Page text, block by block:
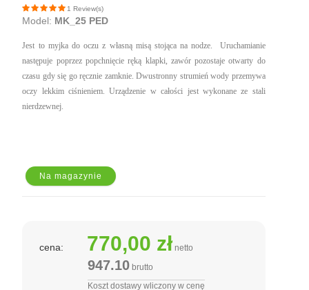
1 Review(s)
Model: MK_25 PED
Jest to myjka do oczu z własną misą stojąca na nodze. Uruchamianie
następuje poprzez popchnięcie ręką klapki, zawór pozostaje otwarty do
czasu gdy się go ręcznie zamknie. Dwustronny strumień wody przemywa
oczy lekkim ciśnieniem. Urządzenie w całości jest wykonane ze stali
nierdzewnej.
Na magazynie
cena: 770,00 zł netto
947.10 brutto
Koszt dostawy wliczony w cenę